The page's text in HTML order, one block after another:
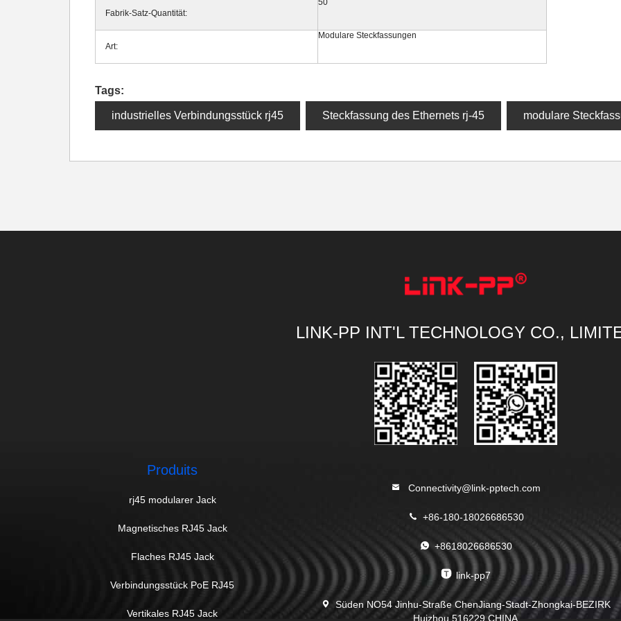
Fabrik-Satz-Quantität:
50
Art:
Modulare Steckfassungen
Tags:
industrielles Verbindungsstück rj45 Steckfassung des Ethernets rj-45 modulare
LINK-PP INT'L TECHNOLOGY CO.,
Produits
rj45 modularer Jack
Magnetisches RJ45 Jack
Flaches RJ45 Jack
Verbindungsstück PoE RJ45
Vertikales RJ45 Jack
Connectivity@link-pptech.com
+86-180-18026686530
+8618026686530
link-pp7
Süden NO54 Jinhu-Straße ChenJiang-Stadt-Zhongkai-BEZIRK
Huizhou 516229 CHINA